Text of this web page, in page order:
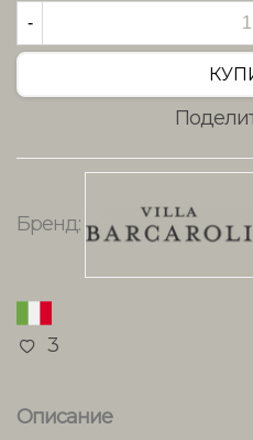
-
Бренд:
3
Описание